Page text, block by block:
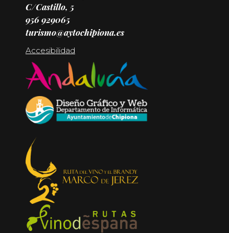
C/Castillo, 5
956 929065
turismo@aytochipiona.es
Accesibilidad